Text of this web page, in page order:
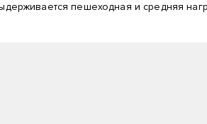
пешеходная и средняя